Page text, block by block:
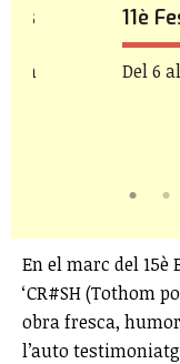
11è
Del 6
En el marc del
‘CR#SH (Tothom
obra fresca,
l’auto